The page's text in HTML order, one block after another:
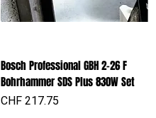
Bosch Professional GBH 2-26 F
Bohrhammer SDS Plus 830W Set
Preis
CHF 217.75